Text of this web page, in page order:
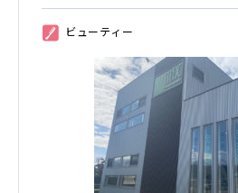
② ビューティー